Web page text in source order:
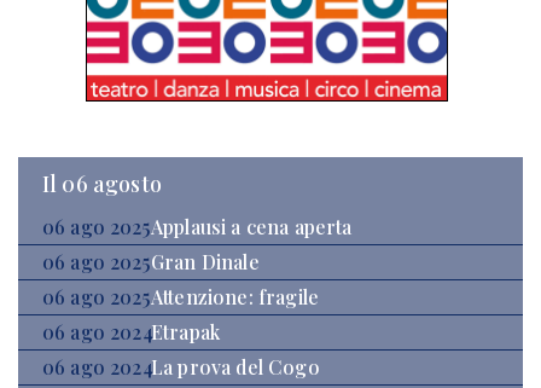
Il 06 agosto
06 ago 2025Applausi a cena aperta
06 ago 2025Gran Dinale
06 ago 2025Attenzione: fragile
06 ago 2024Etrapak
06 ago 2024La prova del Cogo